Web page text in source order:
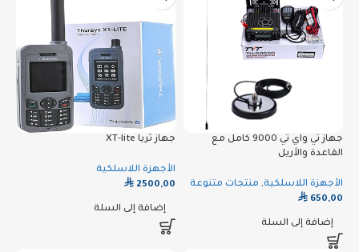
جهاز تي واي تي 9000 كامل مع
القاعدة والأريل
الأجهزة اللاسلكية, منتجات متنوعة
⃁ 650,00
إضافة إلى السلة
جهاز ثريا XT-lite
الأجهزة اللاسلكية
⃁ 2500,00
إضافة إلى السلة